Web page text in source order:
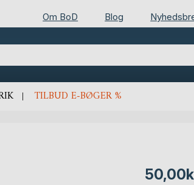
Om BoD Blog
TILBUD E-BØGER %